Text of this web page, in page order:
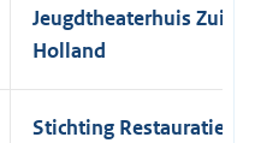
Jeugdtheaterhuis Zuid
Holland
Stichting Restauratie